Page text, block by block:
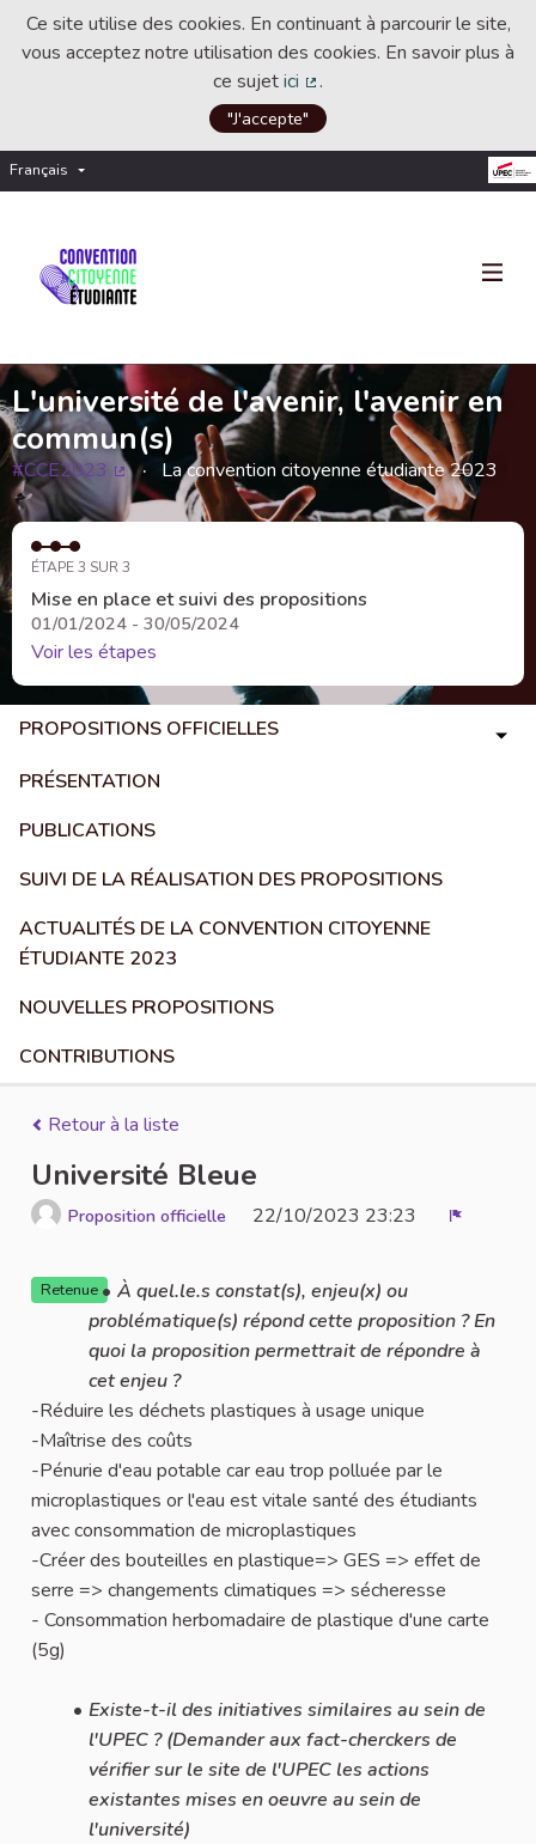
Ce site utilise des cookies. En continuant à parcourir le site,
vous acceptez notre utilisation des cookies. En savoir plus à
ce sujetici
(Lien externe)
.
"J'accepte"
Français Choisir la langue
L'université de l'avenir, l'avenir en
commun(s)
#CCE2023
(Lien externe)
La convention citoyenne étudiante 2023
ÉTAPE 3 SUR 3
Mise en place et suivi des propositions
01/01/2024 - 30/05/2024
Voir les étapes
PROPOSITIONS OFFICIELLES
PRÉSENTATION
PUBLICATIONS
SUIVI DE LA RÉALISATION DES PROPOSITIONS
ACTUALITÉS DE LA CONVENTION CITOYENNE
ÉTUDIANTE 2023
NOUVELLES PROPOSITIONS
CONTRIBUTIONS
Retour à la liste
Université Bleue
Proposition officielle 22/10/2023 23:23
Retenue
À quel.le.s constat(s), enjeu(x) ou
problématique(s) répond cette proposition ? En
quoi la proposition permettrait de répondre à
cet enjeu ?
-Réduire les déchets plastiques à usage unique
-Maîtrise des coûts
-Pénurie d'eau potable car eau trop polluée par le
microplastiques or l'eau est vitale santé des étudiants
avec consommation de microplastiques
-Créer des bouteilles en plastique=> GES => effet de
serre => changements climatiques => sécheresse
- Consommation herbomadaire de plastique d'une carte
(5g)
Existe-t-il des initiatives similaires au sein de
l'UPEC ? (Demander aux fact-cherckers de
vérifier sur le site de l'UPEC les actions
existantes mises en oeuvre au sein de
l'université)